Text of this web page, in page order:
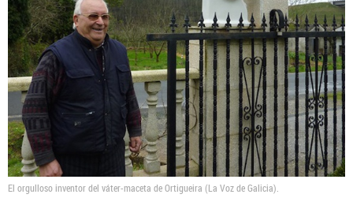
El orgulloso inventor del váter-maceta de Ortigueira (La Voz de Galicia).